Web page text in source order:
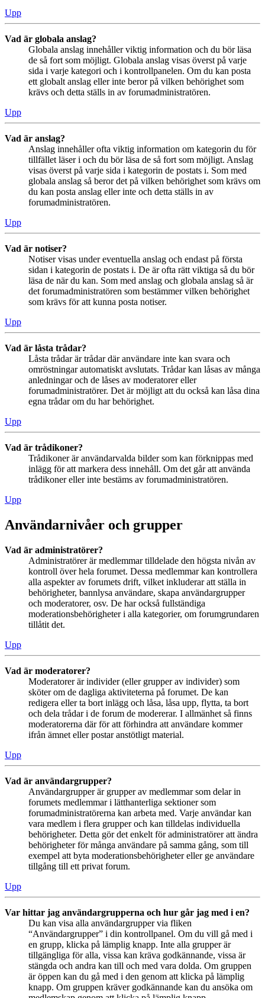
Upp
Vad är globala anslag?
Globala anslag innehåller viktig information och du bör läsa
de så fort som möjligt. Globala anslag visas överst på varje
sida i varje kategori och i kontrollpanelen. Om du kan posta
ett globalt anslag eller inte beror på vilken behörighet som
krävs och detta ställs in av forumadministratören.
Upp
Vad är anslag?
Anslag innehåller ofta viktig information om kategorin du för
tillfället läser i och du bör läsa de så fort som möjligt. Anslag
visas överst på varje sida i kategorin de postats i. Som med
globala anslag så beror det på vilken behörighet som krävs om
du kan posta anslag eller inte och detta ställs in av
forumadministratören.
Upp
Vad är notiser?
Notiser visas under eventuella anslag och endast på första
sidan i kategorin de postats i. De är ofta rätt viktiga så du bör
läsa de när du kan. Som med anslag och globala anslag så är
det forumadministratören som bestämmer vilken behörighet
som krävs för att kunna posta notiser.
Upp
Vad är låsta trådar?
Låsta trådar är trådar där användare inte kan svara och
omröstningar automatiskt avslutats. Trådar kan låsas av många
anledningar och de låses av moderatorer eller
forumadministratörer. Det är möjligt att du också kan låsa dina
egna trådar om du har behörighet.
Upp
Vad är trådikoner?
Trådikoner är användarvalda bilder som kan förknippas med
inlägg för att markera dess innehåll. Om det går att använda
trådikoner eller inte bestäms av forumadministratören.
Upp
Användarnivåer och grupper
Vad är administratörer?
Administratörer är medlemmar tilldelade den högsta nivån av
kontroll över hela forumet. Dessa medlemmar kan kontrollera
alla aspekter av forumets drift, vilket inkluderar att ställa in
behörigheter, bannlysa användare, skapa användargrupper
och moderatorer, osv. De har också fullständiga
moderationsbehörigheter i alla kategorier, om forumgrundaren
tillåtit det.
Upp
Vad är moderatorer?
Moderatorer är individer (eller grupper av individer) som
sköter om de dagliga aktiviteterna på forumet. De kan
redigera eller ta bort inlägg och låsa, låsa upp, flytta, ta bort
och dela trådar i de forum de modererar. I allmänhet så finns
moderatorerna där för att förhindra att användare kommer
ifrån ämnet eller postar anstötligt material.
Upp
Vad är användargrupper?
Användargrupper är grupper av medlemmar som delar in
forumets medlemmar i lätthanterliga sektioner som
forumadministratörerna kan arbeta med. Varje användar kan
vara medlem i flera grupper och kan tilldelas individuella
behörigheter. Detta gör det enkelt för administratörer att ändra
behörigheter för många användare på samma gång, som till
exempel att byta moderationsbehörigheter eller ge användare
tillgång till ett privat forum.
Upp
Var hittar jag användargrupperna och hur går jag med i en?
Du kan visa alla användargrupper via fliken
“Användargrupper” i din kontrollpanel. Om du vill gå med i
en grupp, klicka på lämplig knapp. Inte alla grupper är
tillgängliga för alla, vissa kan kräva godkännande, vissa är
stängda och andra kan till och med vara dolda. Om gruppen
är öppen kan du gå med i den genom att klicka på lämplig
knapp. Om gruppen kräver godkännande kan du ansöka om